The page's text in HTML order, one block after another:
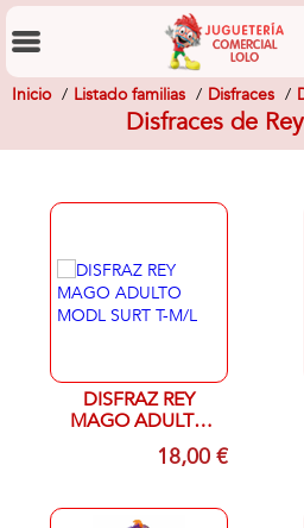
Inicio Listado familias Disfraces
Disfraces de
DISFRAZ REY
MAGO ADULTO
MODL SURT T-M/L
18,00 €